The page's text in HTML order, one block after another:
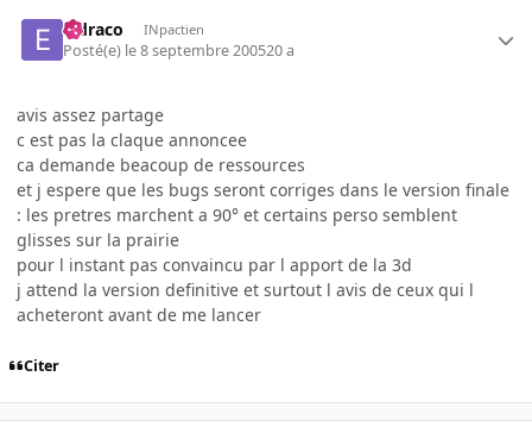
eldraco INpactien
Posté(e) le 8 septembre 200520 a
avis assez partage
c est pas la claque annoncee
ca demande beacoup de ressources
et j espere que les bugs seront corriges dans le version finale
: les pretres marchent a 90° et certains perso semblent
glisses sur la prairie
pour l instant pas convaincu par l apport de la 3d
j attend la version definitive et surtout l avis de ceux qui l
acheteront avant de me lancer
Citer